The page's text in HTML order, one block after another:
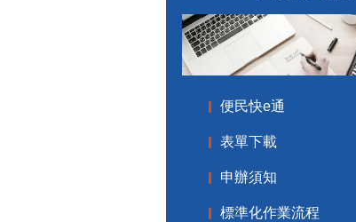
便民快e通
表單下載
申辦須知
標準化作業流程